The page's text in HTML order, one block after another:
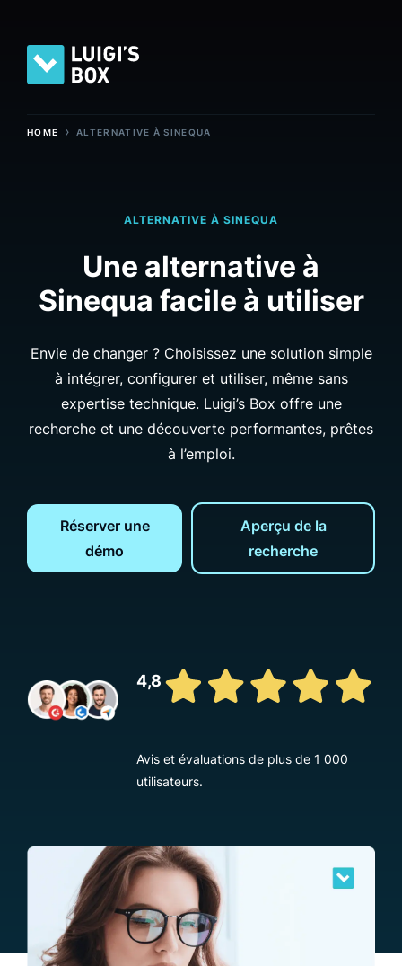
HOME ›ALTERNATIVE À SINEQUA
ALTERNATIVE À SINEQUA
Une alternative à
Sinequa facile à utiliser
Envie de changer ? Choisissez une solution simple
à intégrer, configurer et utiliser, même sans
expertise technique. Luigi’s Box offre une
recherche et une découverte performantes, prêtes
à l’emploi.
Réserver une
démo
Aperçu de la
recherche
4,8
Avis et évaluations de plus de 1 000
utilisateurs.